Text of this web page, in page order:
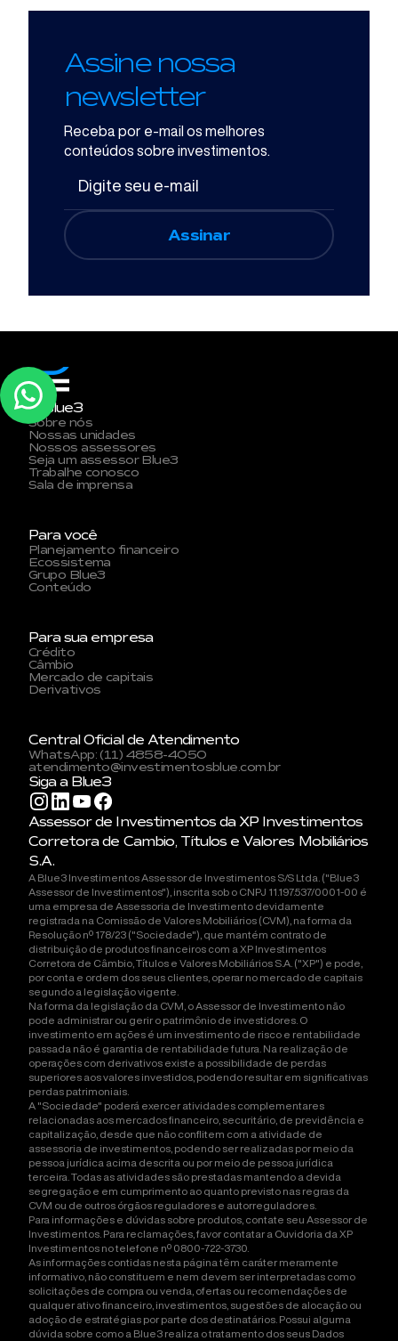
Assine nossa
newsletter
Receba por e-mail os melhores
conteúdos sobre investimentos.
A Blue3
Sobre nós
Nossas unidades
Nossos assessores
Seja um assessor Blue3
Trabalhe conosco
Sala de imprensa
Para você
Planejamento financeiro
Ecossistema
Grupo Blue3
Conteúdo
Para sua empresa
Crédito
Câmbio
Mercado de capitais
Derivativos
Central Oficial de Atendimento
WhatsApp: (11) 4858-4050
atendimento@investimentosblue.com.br
Siga a Blue3
Assessor de Investimentos da XP Investimentos
Corretora de Cambio, Títulos e Valores Mobiliários
S.A.
A Blue3 Investimentos Assessor de Investimentos S/S Ltda. ("Blue3
Assessor de Investimentos"), inscrita sob o CNPJ 11.197.537/0001-00 é
uma empresa de Assessoria de Investimento devidamente
registrada na Comissão de Valores Mobiliários (CVM), na forma da
Resolução nº 178/23 ("Sociedade"), que mantém contrato de
distribuição de produtos financeiros com a XP Investimentos
Corretora de Câmbio, Títulos e Valores Mobiliários S.A. ("XP") e pode,
por conta e ordem dos seus clientes, operar no mercado de capitais
segundo a legislação vigente.
Na forma da legislação da CVM, o Assessor de Investimento não
pode administrar ou gerir o patrimônio de investidores. O
investimento em ações é um investimento de risco e rentabilidade
passada não é garantia de rentabilidade futura. Na realização de
operações com derivativos existe a possibilidade de perdas
superiores aos valores investidos, podendo resultar em significativas
perdas patrimoniais.
A "Sociedade" poderá exercer atividades complementares
relacionadas aos mercados financeiro, securitário, de previdência e
capitalização, desde que não conflitem com a atividade de
assessoria de investimentos, podendo ser realizadas por meio da
pessoa jurídica acima descrita ou por meio de pessoa jurídica
terceira. Todas as atividades são prestadas mantendo a devida
segregação e em cumprimento ao quanto previsto nas regras da
CVM ou de outros órgãos reguladores e autorreguladores.
Para informações e dúvidas sobre produtos, contate seu Assessor de
Investimentos. Para reclamações, favor contatar a Ouvidoria da XP
Investimentos no telefone nº 0800-722-3730.
As informações contidas nesta página têm caráter meramente
informativo, não constituem e nem devem ser interpretadas como
solicitações de compra ou venda, ofertas ou recomendações de
qualquer ativo financeiro, investimentos, sugestões de alocação ou
adoção de estratégias por parte dos destinatários. Possui alguma
dúvida sobre como a Blue3 realiza o tratamento dos seus Dados